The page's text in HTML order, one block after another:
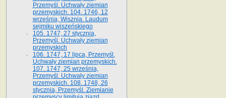
Przemyśl. Uchwały ziemian
przemyskich. 104. 1746, 12
września, Wisznia. Laudum
sejmiku wiszeńskiego
105. 1747, 27 stycznia,
Przemyśl. Uchwały ziemian
przemyskich
106. 1747, 17 lipca, Przemyśl.
Uchwały ziemian przemyskich.
107. 1747, 25 września,
Przemyśl. Uchwały ziemian
przemyskich. 108. 1748, 26
stycznia, Przemyśl. Ziemianie